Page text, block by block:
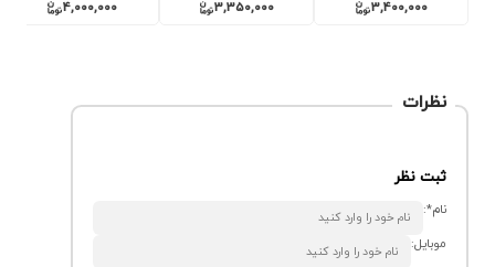
3,400,000
3,350,000
4,000,000
نظرات
ثبت نظر
نام*:
موبایل: